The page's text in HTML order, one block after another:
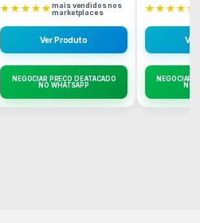
★★★★★mais vendidos nos
marketplaces
Ver Produto
NEGOCIAR PREÇO DE ATACADO
NO WHATSAPP
★★★★★
NEGOCIAR
NO